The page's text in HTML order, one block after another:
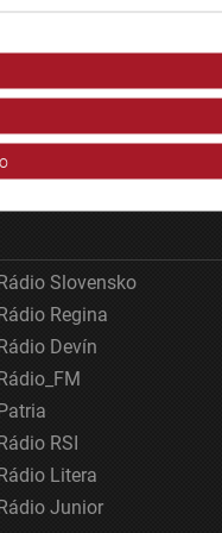
z rôznych zdrojov
Slovensko
Regina
Devín
RSI
Litera
Junior